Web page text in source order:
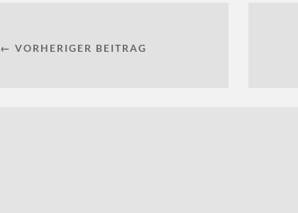
← VORHERIGER BEITRAG